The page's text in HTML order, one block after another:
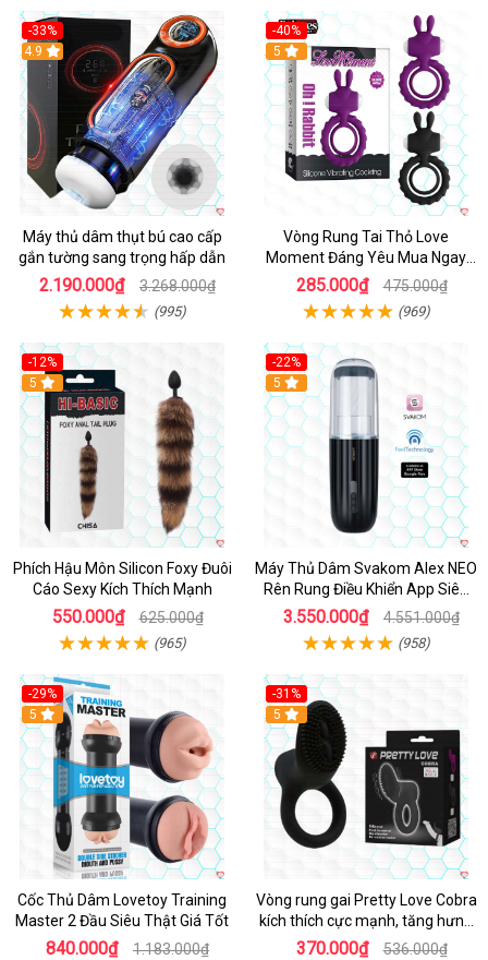
-33%
Hot
4.9
Máy thủ dâm thụt bú cao cấp
gắn tường sang trọng hấp dẫn
2.190.000₫ 3.268.000₫
(995)
-40%
5
Vòng Rung Tai Thỏ Love
Moment Đáng Yêu Mua Ngay
Giá Tốt
285.000₫ 475.000₫
(969)
-12%
Hot
5
Phích Hậu Môn Silicon Foxy Đuôi
Cáo Sexy Kích Thích Mạnh
550.000₫ 625.000₫
(965)
-22%
5
Máy Thủ Dâm Svakom Alex NEO
Rên Rung Điều Khiển App Siêu
Phê
3.550.000₫ 4.551.000₫
(958)
-29%
Hot
5
Cốc Thủ Dâm Lovetoy Training
Master 2 Đầu Siêu Thật Giá Tốt
840.000₫ 1.183.000₫
-31%
5
Vòng rung gai Pretty Love Cobra
kích thích cực mạnh, tăng hưng
phấn
370.000₫ 536.000₫